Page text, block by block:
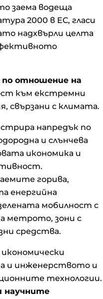
заема водеща
2000 в ЕС, гласи
надхвърли целта
по отношение на
към екстремни
свързани с климата.
напредък по
и слънчева
икономика и
горива,
енергийна
мобилност с
метрото, зони с
средства.
и инженерството и
технологии.
научните
Американските борсови индекси
са в отстъпление, петролът
отново се устреми нагоре
първото полугодие
В Европа работят над 10 хил.
Пазарният регулатор на ЕС ще
в управляващите дружества